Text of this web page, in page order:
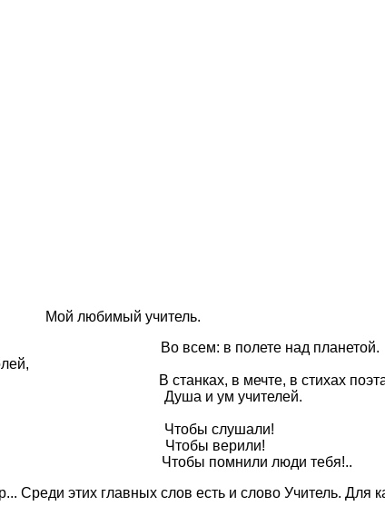
Мой любимый учитель.
в полете над планетой.
в мечте, в стихах
и ум учителей.
слушали!
верили!
помнили люди тебя!..
этих главных слов есть и слово Учитель. Для